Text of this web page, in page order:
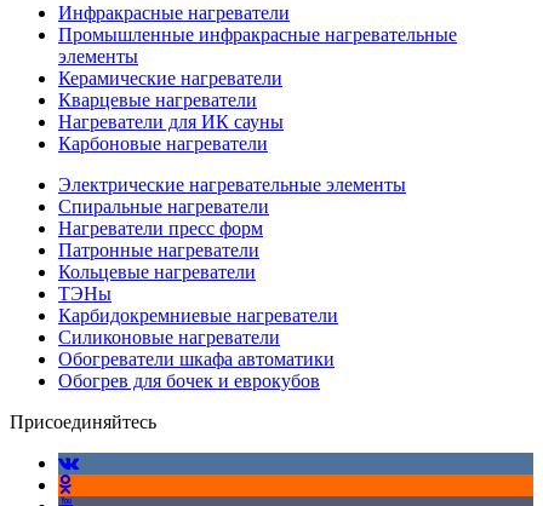
Инфракрасные нагреватели
Промышленные инфракрасные нагревательные
элементы
Керамические нагреватели
Кварцевые нагреватели
Нагреватели для ИК сауны
Карбоновые нагреватели
Электрические нагревательные элементы
Спиральные нагреватели
Нагреватели пресс форм
Патронные нагреватели
Кольцевые нагреватели
ТЭНы
Карбидокремниевые нагреватели
Силиконовые нагреватели
Обогреватели шкафа автоматики
Обогрев для бочек и еврокубов
Присоединяйтесь